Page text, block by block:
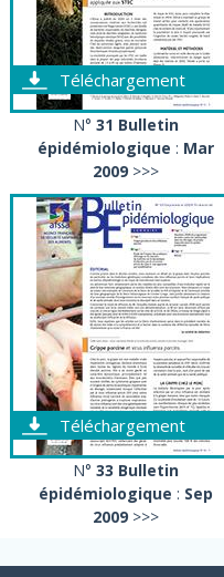
Téléchargement
N°31 Bulletin
épidémiologique : Mar
2009 >>>
Téléchargement
N°33 Bulletin
épidémiologique : Sep
2009 >>>